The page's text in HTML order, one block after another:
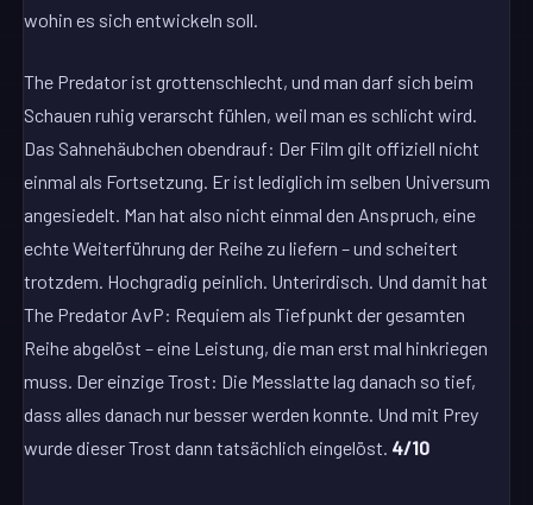
wohin es sich entwickeln soll.
The Predator ist grottenschlecht, und man darf sich beim
Schauen ruhig verarscht fühlen, weil man es schlicht wird.
Das Sahnehäubchen obendrauf: Der Film gilt offiziell nicht
einmal als Fortsetzung. Er ist lediglich im selben Universum
angesiedelt. Man hat also nicht einmal den Anspruch, eine
echte Weiterführung der Reihe zu liefern – und scheitert
trotzdem. Hochgradig peinlich. Unterirdisch. Und damit hat
The Predator AvP: Requiem als Tiefpunkt der gesamten
Reihe abgelöst – eine Leistung, die man erst mal hinkriegen
muss. Der einzige Trost: Die Messlatte lag danach so tief,
dass alles danach nur besser werden konnte. Und mit Prey
wurde dieser Trost dann tatsächlich eingelöst. 4/10